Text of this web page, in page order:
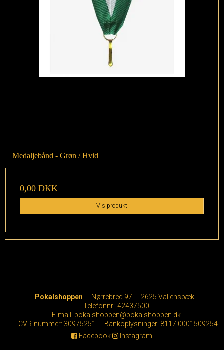
Medaljebånd - Grøn / Hvid
0,00 DKK
Vis produkt
Pokalshoppen Nørrebred 97
2625 Vallensbæk
Telefonnr.: 42437500
E-mail : pokalshoppen@pokalshoppen.dk
CVR-nummer: 30975251 Bankoplysninger: 8117 0001509254
Facebook
Instagram